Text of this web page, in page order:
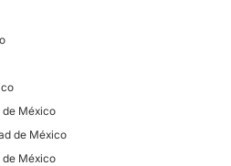
de México
de México
de México